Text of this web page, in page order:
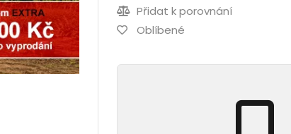
Přidat k porovnání
Oblíbené